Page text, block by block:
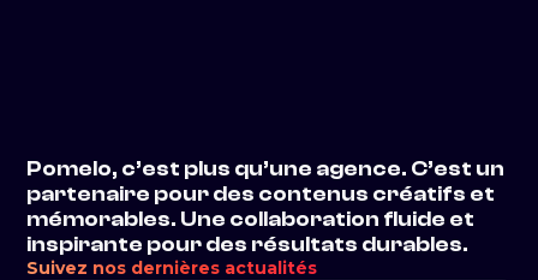
Pomelo, c’est plus qu’une agence. C’est un
partenaire pour des contenus créatifs et
mémorables. Une collaboration fluide et
inspirante pour des résultats durables.
Suivez nos dernières actualités